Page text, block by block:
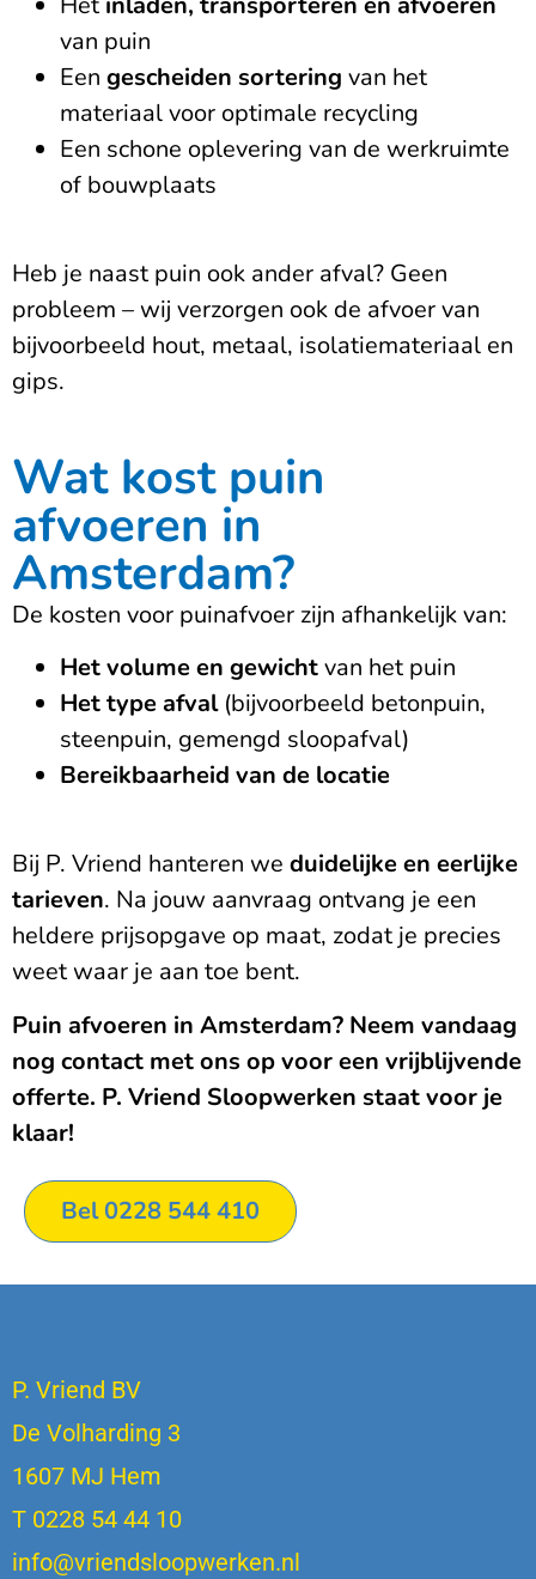
van puin
Een gescheiden sortering van het
materiaal voor optimale recycling
Een schone oplevering van de werkruimte
of bouwplaats
Heb je naast puin ook ander afval? Geen
probleem – wij verzorgen ook de afvoer van
bijvoorbeeld hout, metaal, isolatiemateriaal en
gips.
Wat kost puin
afvoeren in
Amsterdam?
De kosten voor puinafvoer zijn afhankelijk van:
Het volume en gewichtvan het puin
Het type afval(bijvoorbeeld betonpuin,
steenpuin, gemengd sloopafval)
Bereikbaarheid van de locatie
Bij P. Vriend hanteren we duidelijke en eerlijke
tarieven. Na jouw aanvraag ontvang je een
heldere prijsopgave op maat, zodat je precies
weet waar je aan toe bent.
Puin afvoeren in Amsterdam? Neem vandaag
nog contact met ons op voor een vrijblijvende
offerte. P. Vriend Sloopwerken staat voor je
klaar!
Bel 0228 544 410
P. Vriend BV
De Volharding 3
1607 MJ Hem
T 0228 54 44 10
info@vriendsloopwerken.nl